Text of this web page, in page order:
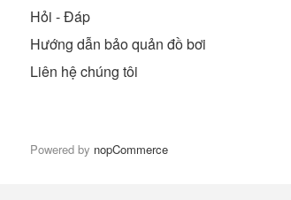
Hỏi - Đáp
Hướng dẫn bảo quản đồ bơi
Liên hệ chúng tôi
Powered by nopCommerce